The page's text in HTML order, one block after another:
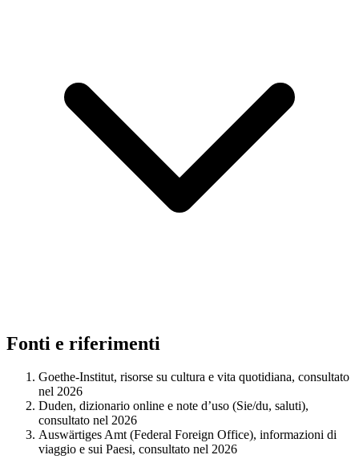
Fonti e riferimenti
Goethe-Institut, risorse su cultura e vita quotidiana, consultato
nel 2026
Duden, dizionario online e note d’uso (Sie/du, saluti),
consultato nel 2026
Auswärtiges Amt (Federal Foreign Office), informazioni di
viaggio e sui Paesi, consultato nel 2026